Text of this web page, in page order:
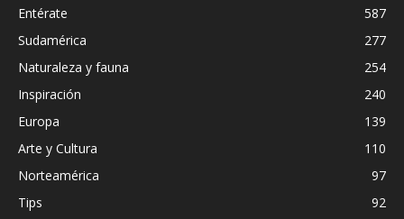
Entérate
587
Sudamérica
277
Naturaleza y fauna
254
Inspiración
240
Europa
139
Arte y Cultura
110
Norteamérica
97
Tips
92